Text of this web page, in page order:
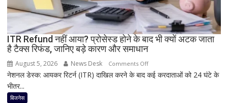
होगा
Vivo
S2
ITR Refund नहीं आया? प्रोसेस्ड होने के बाद भी क्यों अटक जाता
है टैक्स रिफंड, जानिए बड़े कारण और समाधान
August 5, 2026 News Desk Comments Offon
ITR
नेशनल डेस्क: आयकर रिटर्न (ITR) दाखिल करने के बाद कई करदाताओं को 24 घंटे के
भीतर...
बिजनेस